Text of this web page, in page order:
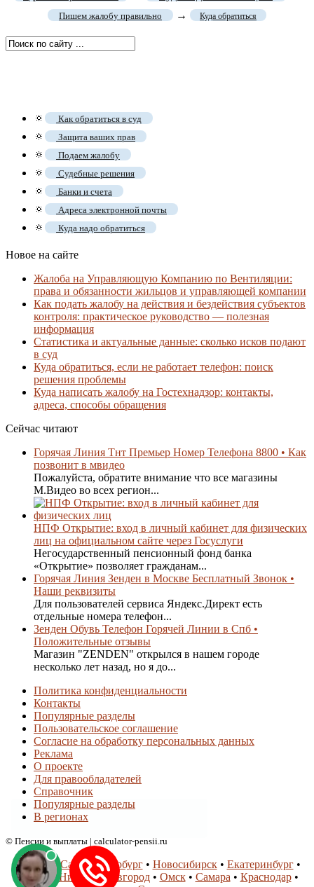
Пишем жалобу правильно → Куда обратиться
🔅 Как обратиться в суд
🔅 Защита ваших прав
🔅 Подаем жалобу
🔅 Судебные решения
🔅 Банки и счета
🔅 Адреса электронной почты
🔅 Куда надо обратиться
Новое на сайте
Жалоба на Управляющую Компанию по Вентиляции:
права и обязанности жильцов и управляющей компании
Как подать жалобу на действия и бездействия субъектов
контроля: практическое руководство — полезная
информация
Статистика и актуальные данные: сколько исков подают
в суд
Куда обратиться, если не работает телефон: поиск
решения проблемы
Куда написать жалобу на Гостехнадзор: контакты,
адреса, способы обращения
Сейчас читают
Горячая Линия Тнт Премьер Номер Телефона 8800 • Как
позвонит в мвидео
Пожалуйста, обратите внимание что все магазины
М.Видео во всех регион...
НПФ Открытие: вход в личный кабинет для физических
лиц на официальном сайте через Госуслуги
Негосударственный пенсионный фонд банка
«Открытие» позволяет гражданам...
Горячая Линия Зенден в Москве Бесплатный Звонок •
Наши реквизиты
Для пользователей сервиса Яндекс.Директ есть
отдельные номера телефон...
Зенден Обувь Телефон Горячей Линии в Спб •
Положительные отзывы
Магазин "ZENDEN" открылся в нашем городе
несколько лет назад, но я до...
Политика конфиденциальности
Контакты
Популярные разделы
Пользовательское соглашение
Согласие на обработку персональных данных
Реклама
О проекте
Для правообладателей
Справочник
Популярные разделы
В регионах
© Пенсии и выплаты | calculator-pensii.ru
Москва•Санкт-Петербург• Новосибирск• Екатеринбург•
Казань• Нижний Новгород• Омск• Самара • Краснодар•